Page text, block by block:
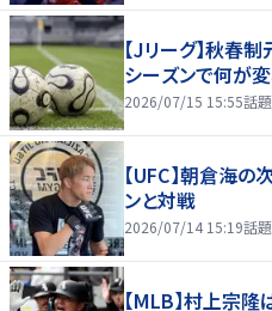
【Jリーグ】秋春
シーズンで何が
2026/07/15 15:55話
【UFC】朝倉海
ンと対戦
2026/07/14 15:19話
【MLB】村上宗